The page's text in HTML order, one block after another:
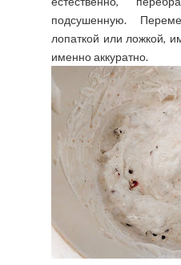
подсушенную.
лопаткой или ложкой,
именно аккуратно.